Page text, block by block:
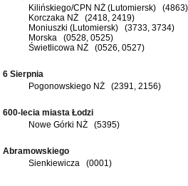
Kilińskiego/CPN NŻ (Lutomiersk) (4863)
Korczaka NŻ (2418, 2419)
Moniuszki (Lutomiersk) (3733, 3734)
Morska (0528, 0525)
Świetlicowa NŻ (0526, 0527)
6 Sierpnia
Pogonowskiego NŻ (2391, 2156)
600-lecia miasta Łodzi
Nowe Górki NŻ (5395)
Abramowskiego
Sienkiewicza (0001)